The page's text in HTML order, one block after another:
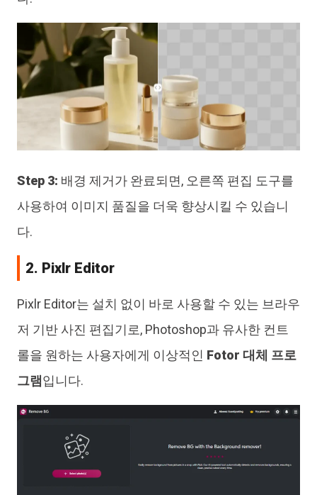
Step 3: 배경 제거가 완료되면, 오른쪽 편집 도구를
사용하여 이미지 품질을 더욱 향상시킬 수 있습니
다.
2. Pixlr Editor
Pixlr Editor는 설치 없이 바로 사용할 수 있는 브라우
저 기반 사진 편집기로, Photoshop과 유사한 컨트
롤을 원하는 사용자에게 이상적인 Fotor 대체 프로
그램 입니다.